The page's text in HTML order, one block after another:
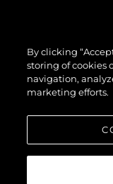
By clicking
storing of cookies
navigation,
marketing efforts.